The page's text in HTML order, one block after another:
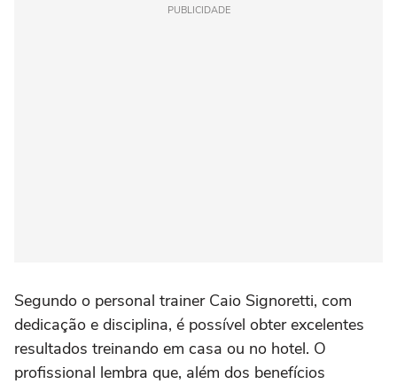
PUBLICIDADE
Segundo o personal trainer Caio Signoretti, com
dedicação e disciplina, é possível obter excelentes
resultados treinando em casa ou no hotel. O
profissional lembra que, além dos benefícios